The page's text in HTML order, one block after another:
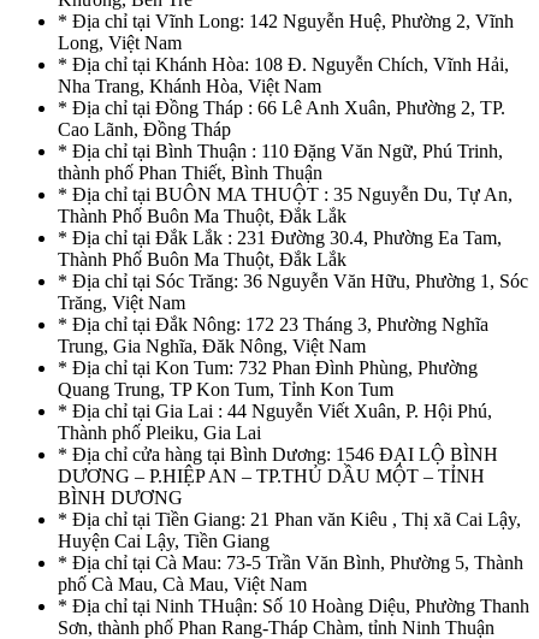
* Địa chỉ tại Vĩnh Long: 142 Nguyễn Huệ, Phường 2, Vĩnh
Long, Việt Nam
* Địa chỉ tại Khánh Hòa: 108 Đ. Nguyễn Chích, Vĩnh Hải,
Nha Trang, Khánh Hòa, Việt Nam
* Địa chỉ tại Đồng Tháp : 66 Lê Anh Xuân, Phường 2, TP.
Cao Lãnh, Đồng Tháp
* Địa chỉ tại Bình Thuận : 110 Đặng Văn Ngữ, Phú Trinh,
thành phố Phan Thiết, Bình Thuận
* Địa chỉ tại BUÔN MA THUỘT : 35 Nguyễn Du, Tự An,
Thành Phố Buôn Ma Thuột, Đắk Lắk
* Địa chỉ tại Đắk Lắk : 231 Đường 30.4, Phường Ea Tam,
Thành Phố Buôn Ma Thuột, Đắk Lắk
* Địa chỉ tại Sóc Trăng: 36 Nguyễn Văn Hữu, Phường 1, Sóc
Trăng, Việt Nam
* Địa chỉ tại Đắk Nông: 172 23 Tháng 3, Phường Nghĩa
Trung, Gia Nghĩa, Đăk Nông, Việt Nam
* Địa chỉ tại Kon Tum: 732 Phan Đình Phùng, Phường
Quang Trung, TP Kon Tum, Tỉnh Kon Tum
* Địa chỉ tại Gia Lai : 44 Nguyễn Viết Xuân, P. Hội Phú,
Thành phố Pleiku, Gia Lai
* Địa chỉ cửa hàng tại Bình Dương: 1546 ĐẠI LỘ BÌNH
DƯƠNG – P.HIỆP AN – TP.THỦ DẦU MỘT – TỈNH
BÌNH DƯƠNG
* Địa chỉ tại Tiền Giang: 21 Phan văn Kiêu , Thị xã Cai Lậy,
Huyện Cai Lậy, Tiền Giang
* Địa chỉ tại Cà Mau: 73-5 Trần Văn Bình, Phường 5, Thành
phố Cà Mau, Cà Mau, Việt Nam
* Địa chỉ tại Ninh THuận: Số 10 Hoàng Diệu, Phường Thanh
Sơn, thành phố Phan Rang-Tháp Chàm, tỉnh Ninh Thuận